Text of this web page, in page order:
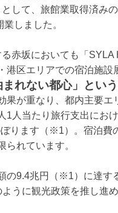
して、旅館業取得済み
しました。
赤坂においても「SYLA
区エリアでの宿泊施設
れない都心」とい
が重なり、都内主要エ
1人当たり旅行支出にお
ります（※1）。宿泊費
られています。
の9.4兆円（※1）に達す
うに観光政策を推し進